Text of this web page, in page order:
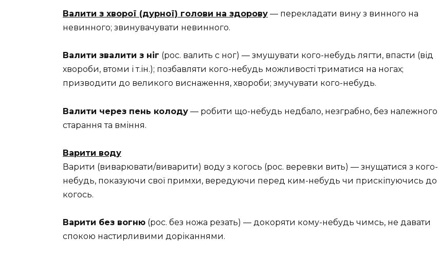
Валити з хворої (дурної) голови на здорову — перекладати вину з винного на
невинного; звинувачувати невинного.
Валити звалити з ніг (рос. валить с ног) — змушувати кого-небудь лягти, впасти (від
хвороби, втоми і т.ін.); позбавляти кого-небудь можливості триматися на ногах;
призводити до великого виснаження, хвороби; змучувати кого-небудь.
Валити через пень колоду — робити що-небудь недбало, незграбно, без належного
старання та вміння.
Варити воду
Варити (виварювати/виварити) воду з когось (рос. веревки вить) — знущатися з кого-
небудь, показуючи свої примхи, вередуючи перед ким-небудь чи прискіпуючись до
когось.
Варити без вогню (рос. без ножа резать) — докоряти кому-небудь чимсь, не давати
спокою настирливими доріканнями.